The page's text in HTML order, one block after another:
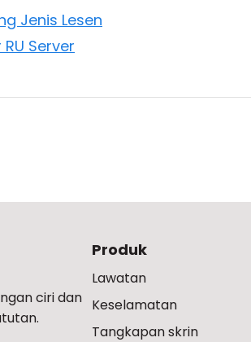
Jenis Lesen
Server
ciri dan
Produk
Lawatan
Keselamatan
Tangkapan skrin